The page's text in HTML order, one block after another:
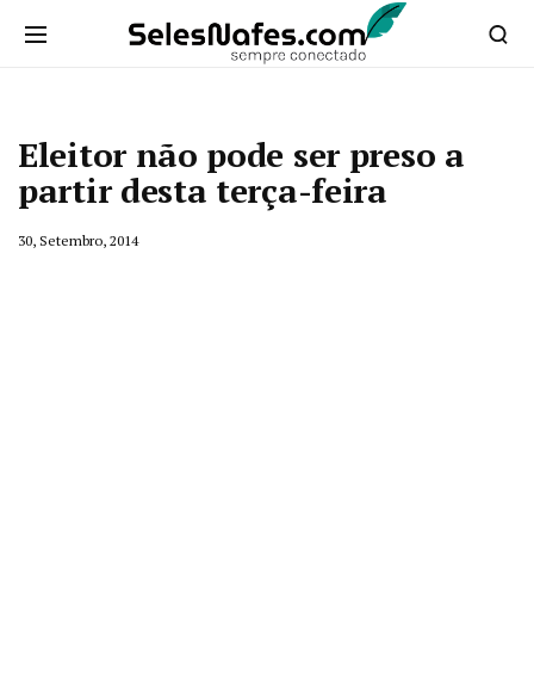
Eleitor não pode ser preso a
partir desta terça-feira
30, Setembro, 2014